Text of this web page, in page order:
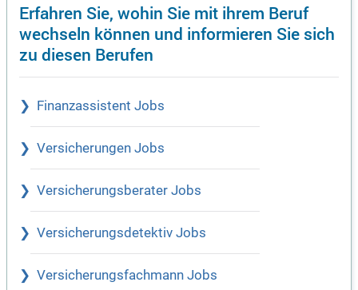
Erfahren Sie, wohin Sie mit ihrem Beruf
wechseln können und informieren Sie sich
zu diesen Berufen
Finanzassistent Jobs
Versicherungen Jobs
Versicherungsberater Jobs
Versicherungsdetektiv Jobs
Versicherungsfachmann Jobs